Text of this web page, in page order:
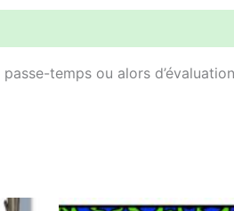
temps ou alors